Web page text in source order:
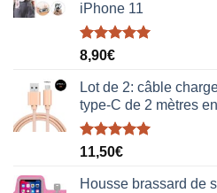
iPhone 11
Note5.00
8,90€
Lot de 2: câble
type-C de 2 mètres
Note5.00
11,50€
Housse brassard de